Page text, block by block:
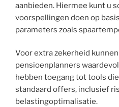
aanbieden. Hiermee kunt u
voorspellingen doen op
parameters zoals
Voor extra zekerheid
pensioenplanners
hebben toegang tot tools
standaard offers, inclusief
belastingoptimalisatie.